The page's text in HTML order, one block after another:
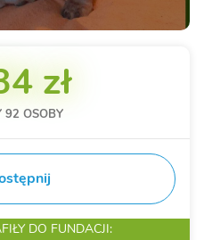
zł
92 OSOBY
DO FUNDACJI: